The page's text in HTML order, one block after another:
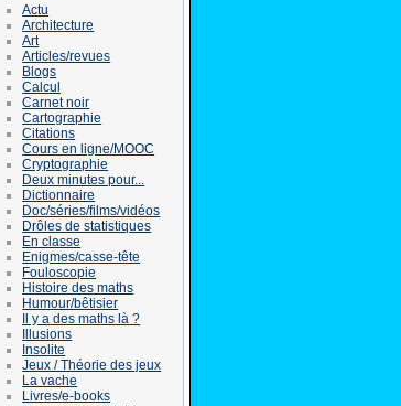
Actu
Architecture
Art
Articles/revues
Blogs
Calcul
Carnet noir
Cartographie
Citations
Cours en ligne/MOOC
Cryptographie
Deux minutes pour...
Dictionnaire
Doc/séries/films/vidéos
Drôles de statistiques
En classe
Enigmes/casse-tête
Fouloscopie
Histoire des maths
Humour/bêtisier
Il y a des maths là ?
Illusions
Insolite
Jeux / Théorie des jeux
La vache
Livres/e-books